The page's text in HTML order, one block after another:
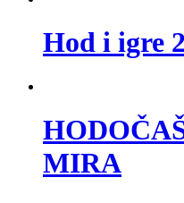
Hod i igre
MIRA